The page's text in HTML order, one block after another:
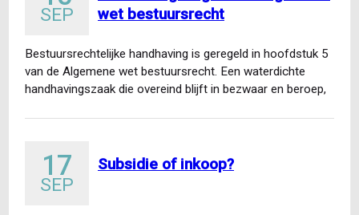
SEP
wet bestuursrecht
Bestuursrechtelijke handhaving is geregeld in hoofdstuk 5
van de Algemene wet bestuursrecht. Een waterdichte
handhavingszaak die overeind blijft in bezwaar en beroep,
17
SEP
Subsidie of inkoop?